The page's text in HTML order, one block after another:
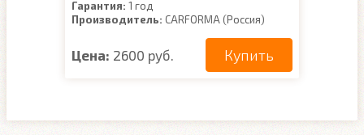
Гарантия: 1 год
Производитель: CARFORMA (Россия)
Цена: 2600 руб. Купить